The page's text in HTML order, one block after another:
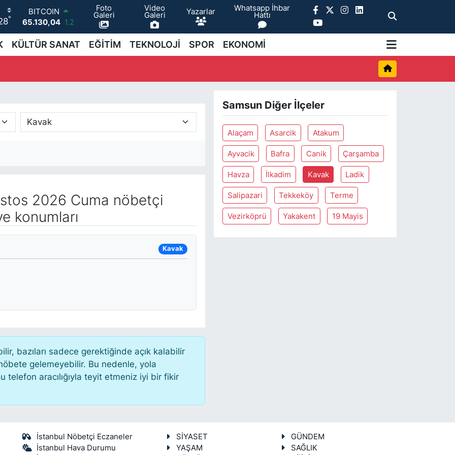
°
BITCOIN
65.130,04 1.2
DOLAR
47,7106 0.17
EURO
BİST100
Foto
Galeri
Video
Galeri Yazarlar Whatsapp İhbar
Hattı
KÜLTÜR SANAT EĞİTİM TEKNOLOJİ SPOR EKONOMİ
2026 Cuma nöbetçi
konumları
Kavak
bazıları sadece gerektiğinde açık kalabilir
gelemeyebilir. Bu nedenle, yola
telefon aracılığıyla teyit etmeniz iyi bir fikir
Samsun Diğer İlçeler
Alaçam Asarcik Atakum
Ayvacik Bafra Canik Çarşamba
Havza İlkadim Kavak Ladik
Salipazari Tekkeköy Terme
Vezirköprü Yakakent 19 Mayis
İstanbul Nöbetçi Eczaneler
İstanbul Hava Durumu
SİYASET
GÜNDEM
YAŞAM
SAĞLIK